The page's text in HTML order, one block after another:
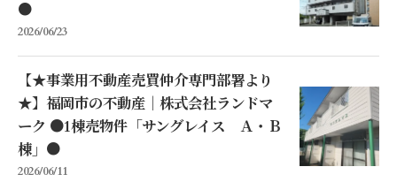
●
2026/06/23
【★事業用不動産売買仲介専門部署より
★】福岡市の不動産｜株式会社ランドマ
ーク ●1棟売物件「サングレイス Ａ・Ｂ
棟」●
2026/06/11